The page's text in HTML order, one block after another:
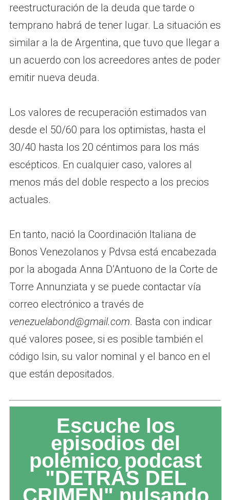
reestructuración de la deuda que tarde o
temprano habrá de tener lugar. La situación es
similar a la de Argentina, que tuvo que llegar a
un acuerdo con los acreedores antes de poder
emitir nueva deuda.
Los valores de recuperación estimados van
desde el 50/60 para los optimistas, hasta el
30/40 hasta los 20 céntimos para los más
escépticos. En cualquier caso, valores al
menos más del doble respecto a los precios
actuales.
En tanto, nació la Coordinación Italiana de
Bonos Venezolanos y Pdvsa está encabezada
por la abogada Anna D’Antuono de la Corte de
Torre Annunziata y se puede contactar vía
correo electrónico a través de
venezuelabond@gmail.com. Basta con indicar
qué valores posee, si es posible también el
código Isin, su valor nominal y el banco en el
que están depositados.
Escuche los
episodios del
polémico podcast
"DETRÁS DEL
CRIMEN" pulsando